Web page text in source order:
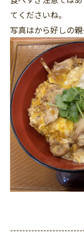
てくださいね。
写真はから好しの親